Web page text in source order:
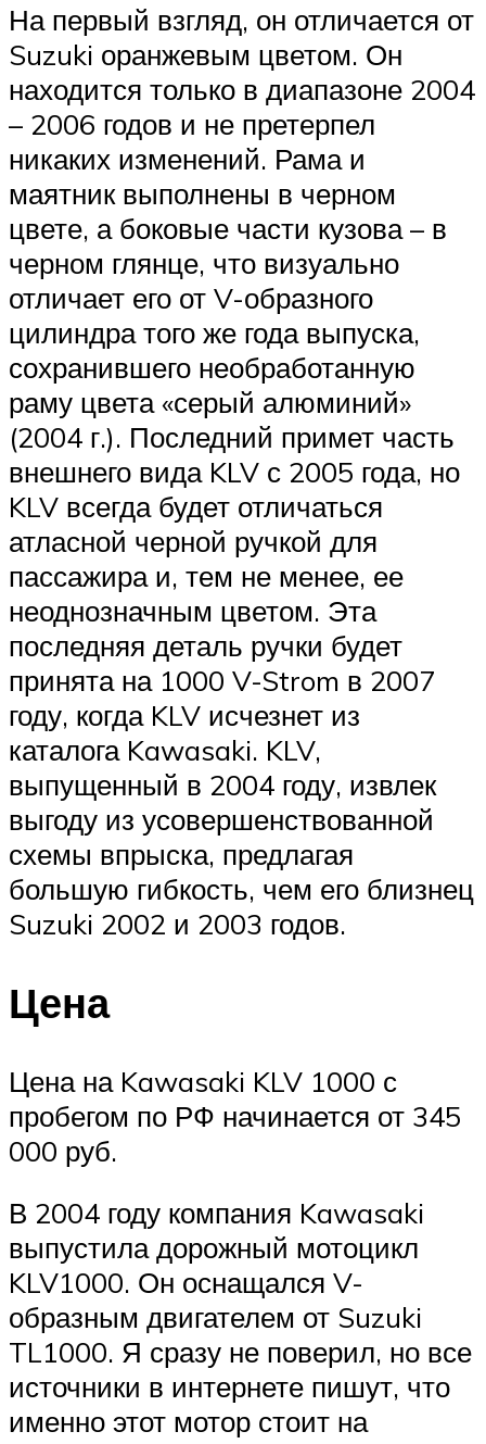
На первый взгляд, он отличается от
Suzuki оранжевым цветом. Он
находится только в диапазоне 2004
– 2006 годов и не претерпел
никаких изменений. Рама и
маятник выполнены в черном
цвете, а боковые части кузова – в
черном глянце, что визуально
отличает его от V-образного
цилиндра того же года выпуска,
сохранившего необработанную
раму цвета «серый алюминий»
(2004 г.). Последний примет часть
внешнего вида KLV с 2005 года, но
KLV всегда будет отличаться
атласной черной ручкой для
пассажира и, тем не менее, ее
неоднозначным цветом. Эта
последняя деталь ручки будет
принята на 1000 V-Strom в 2007
году, когда KLV исчезнет из
каталога Kawasaki. KLV,
выпущенный в 2004 году, извлек
выгоду из усовершенствованной
схемы впрыска, предлагая
большую гибкость, чем его близнец
Suzuki 2002 и 2003 годов.
Цена
Цена на Kawasaki KLV 1000 с
пробегом по РФ начинается от 345
000 руб.
В 2004 году компания Kawasaki
выпустила дорожный мотоцикл
KLV1000. Он оснащался V-
образным двигателем от Suzuki
TL1000. Я сразу не поверил, но все
источники в интернете пишут, что
именно этот мотор стоит на